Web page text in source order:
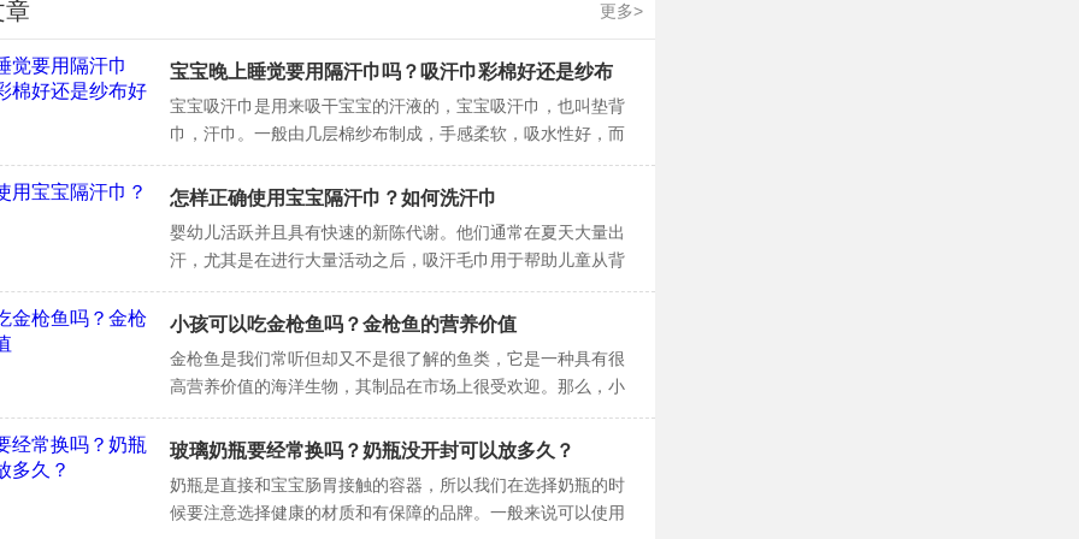
章 更多>
宝宝晚上睡觉要用隔汗巾吗？吸汗巾彩棉好还是纱布
好
宝宝吸汗巾是用来吸干宝宝的汗液的，宝宝吸汗巾，也叫垫背
巾，汗巾。一般由几层棉纱布制成，手感柔软，吸水性好，而
且棉纱越洗越软，一年四季都可以使用。下面，就快和健康新
时报一起了解相
怎样正确使用宝宝隔汗巾？如何洗汗巾
婴幼儿活跃并且具有快速的新陈代谢。他们通常在夏天大量出
汗，尤其是在进行大量活动之后，吸汗毛巾用于帮助儿童从背
部吸收汗水，因此应根据婴儿背部的大小选择其长度和宽度。
通常
小孩可以吃金枪鱼吗？金枪鱼的营养价值
金枪鱼是我们常听但却又不是很了解的鱼类，它是一种具有很
高营养价值的海洋生物，其制品在市场上很受欢迎。那么，小
孩可以吃金枪鱼吗？金枪鱼有哪些种类？下面，和健康新时报
一起了解一
玻璃奶瓶要经常换吗？奶瓶没开封可以放多久？
奶瓶是直接和宝宝肠胃接触的容器，所以我们在选择奶瓶的时
候要注意选择健康的材质和有保障的品牌。一般来说可以使用